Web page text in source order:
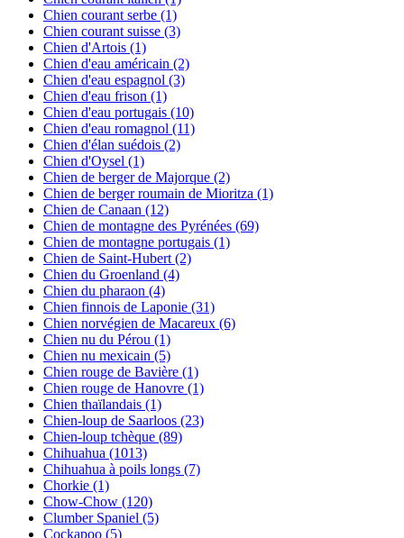
Chien courant serbe (1)
Chien courant suisse (3)
Chien d'Artois (1)
Chien d'eau américain (2)
Chien d'eau espagnol (3)
Chien d'eau frison (1)
Chien d'eau portugais (10)
Chien d'eau romagnol (11)
Chien d'élan suédois (2)
Chien d'Oysel (1)
Chien de berger de Majorque (2)
Chien de berger roumain de Mioritza (1)
Chien de Canaan (12)
Chien de montagne des Pyrénées (69)
Chien de montagne portugais (1)
Chien de Saint-Hubert (2)
Chien du Groenland (4)
Chien du pharaon (4)
Chien finnois de Laponie (31)
Chien norvégien de Macareux (6)
Chien nu du Pérou (1)
Chien nu mexicain (5)
Chien rouge de Bavière (1)
Chien rouge de Hanovre (1)
Chien thaïlandais (1)
Chien-loup de Saarloos (23)
Chien-loup tchèque (89)
Chihuahua (1013)
Chihuahua à poils longs (7)
Chorkie (1)
Chow-Chow (120)
Clumber Spaniel (5)
Cockapoo (5)